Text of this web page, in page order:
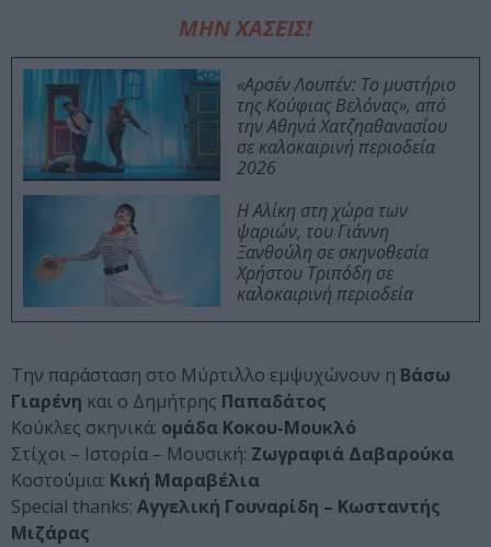
ΜΗΝ ΧΑΣΕΙΣ!
«Αρσέν Λουπέν: Το μυστήριο
της Κούφιας Βελόνας», από
την Αθηνά Χατζηαθανασίου
σε καλοκαιρινή περιοδεία
2026
Η Αλίκη στη χώρα των
ψαριών, του Γιάννη
Ξανθούλη σε σκηνοθεσία
Χρήστου Τριπόδη σε
καλοκαιρινή περιοδεία
Την παράσταση στο Μύρτιλλο εμψυχώνουν η Βάσω
Γιαρένη και ο Δημήτρης Παπαδάτος
Κούκλες σκηνικά: ομάδα Κοκου-Μουκλό
Στίχοι – Ιστορία – Μουσική: Ζωγραφιά Δαβαρούκα
Κοστούμια: Κική Μαραβέλια
Special thanks: Αγγελική Γουναρίδη – Κωσταντής
Μιζάρας